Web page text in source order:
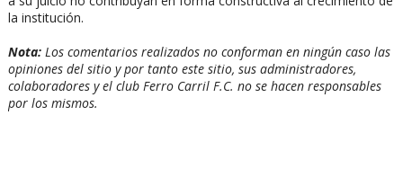
la institución.
Nota:Los comentarios realizados no conforman en ningún caso las
opiniones del sitio y por tanto este sitio, sus administradores,
colaboradores y el club Ferro Carril F.C. no se hacen responsables
por los mismos.